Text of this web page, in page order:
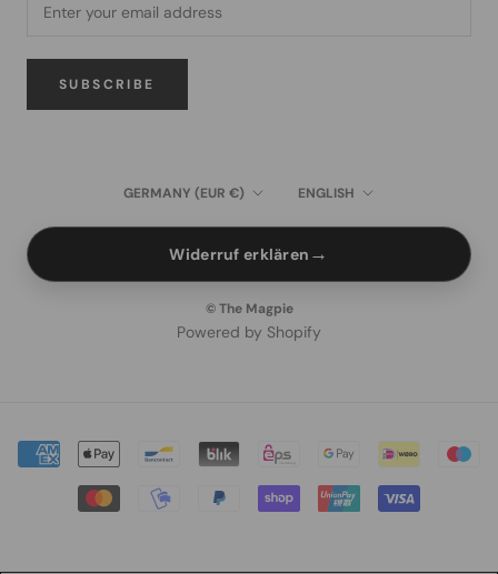
SUBSCRIBE
Country/region
GERMANY (EUR €) Language
ENGLISH
Widerruf erklären →
© The Magpie
Powered by Shopify